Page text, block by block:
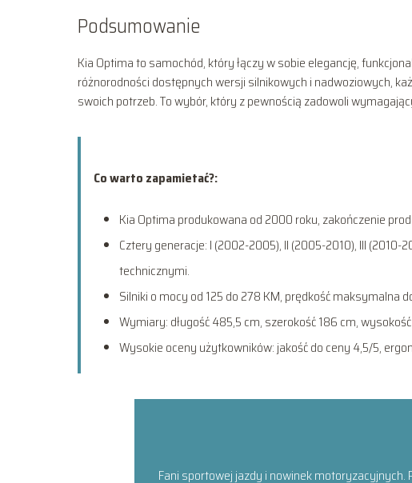
Podsumowanie
Kia Optima to samochód, który łączy w sobie elegancję,
różnorodności dostępnych wersji silnikowych i nadwoziowych,
swoich potrzeb. To wybór, który z pewnością zadowoli
Co warto zapamietać?:
Kia Optima produkowana od 2000 roku, zakończenie
Cztery generacje: I (2002-2005), II (2005-2010), III
technicznymi.
Silniki o mocy od 125 do 278 KM, prędkość maksymalna
Wymiary: długość 485,5 cm, szerokość 186 cm,
Wysokie oceny użytkowników: jakość do ceny 4,5/5,
Fani sportowej jazdy i nowinek motoryzacyjnych.